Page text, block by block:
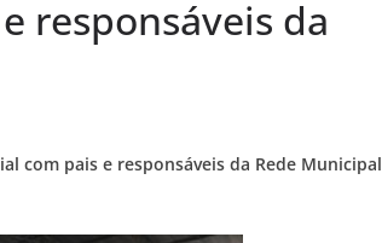
responsáveis da
com pais e responsáveis da Rede Municipal